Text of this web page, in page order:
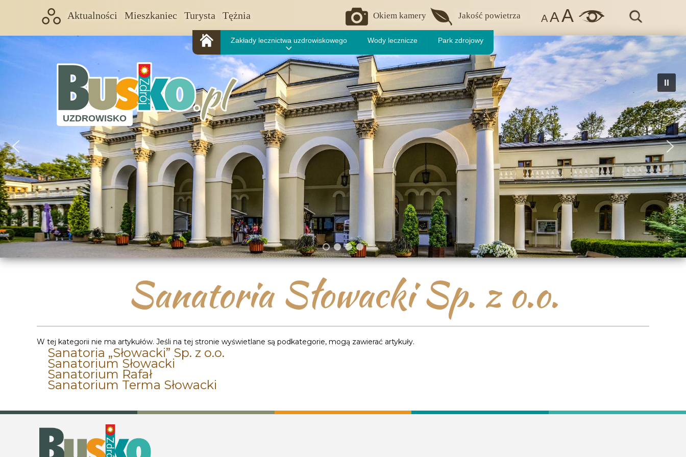
Aktualności Mieszkaniec Turysta Tężnia Okiem kamery Jakość powietrza AAA
UZDROWISKO
Zakłady lecznictwa uzdrowiskowego Wody lecznicze Park zdrojowy
Sanatoria Słowacki Sp. z o.o.
Informacja
W tej kategorii nie ma artykułów. Jeśli na tej stronie wyświetlane są podkategorie, mogą zawierać artykuły.
Sanatoria „Słowacki” Sp. z o.o.
Sanatorium Słowacki
Sanatorium Rafał
Sanatorium Terma Słowacki